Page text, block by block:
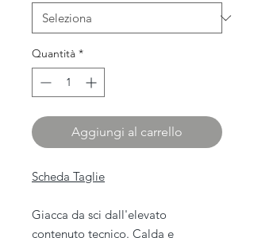
Quantità *
Aggiungi al carrello
Scheda Taglie
Giacca da sci dall'elevato
contenuto tecnico. Calda e